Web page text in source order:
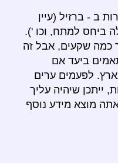
ב - ברזיל (עיין
ביחס למתח, וכו ').
כמה שקעים, אבל זה
ביעד אם
לפעמים ערים
ייתכן שיהיה עליך
מוצא מידע נוסף